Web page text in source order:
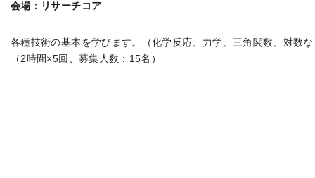
会場：リサーチコア
各種技術の基本を学びます。（化学反応、力学、三角関数、対数
（2時間×5回、募集人数：15名）